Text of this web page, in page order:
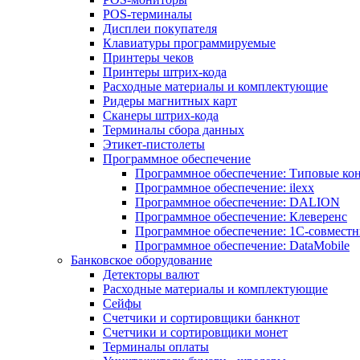
POS-терминалы
Дисплеи покупателя
Клавиатуры программируемые
Принтеры чеков
Принтеры штрих-кода
Расходные материалы и комплектующие
Ридеры магнитных карт
Сканеры штрих-кода
Терминалы сбора данных
Этикет-пистолеты
Программное обеспечение
Программное обеспечение: Типовые
Программное обеспечение: ilexx
Программное обеспечение: DALION
Программное обеспечение: Клеверенс
Программное обеспечение: 1С-
Программное обеспечение: DataMobile
Банковское оборудование
Детекторы валют
Расходные материалы и комплектующие
Сейфы
Счетчики и сортировщики банкнот
Счетчики и сортировщики монет
Терминалы оплаты